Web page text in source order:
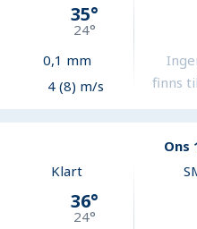
35°
24°
0,1 mm
4 (8) m/s
finns
Ons
Klart
36°
24°